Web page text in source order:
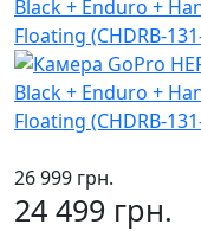
26 999 грн.
24 499 грн.